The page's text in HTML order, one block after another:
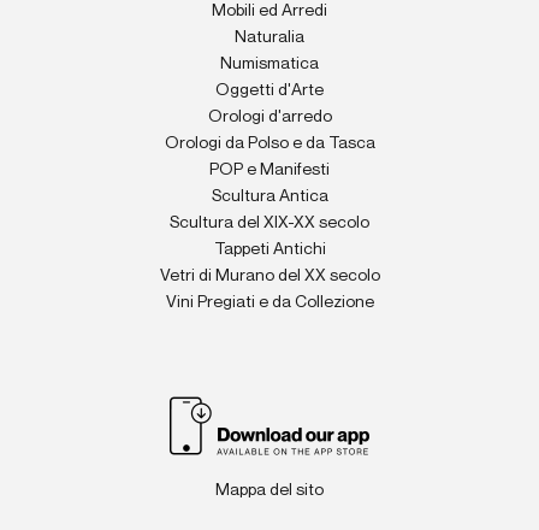
Mobili ed Arredi
Naturalia
Numismatica
Oggetti d'Arte
Orologi d'arredo
Orologi da Polso e da Tasca
POP e Manifesti
Scultura Antica
Scultura del XIX-XX secolo
Tappeti Antichi
Vetri di Murano del XX secolo
Vini Pregiati e da Collezione
Mappa del sito